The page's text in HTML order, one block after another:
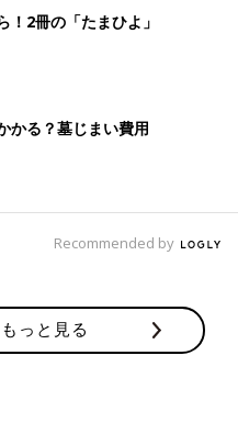
！2冊の「たまひよ」
かる？墓じまい費用
Recommended by
っと見る